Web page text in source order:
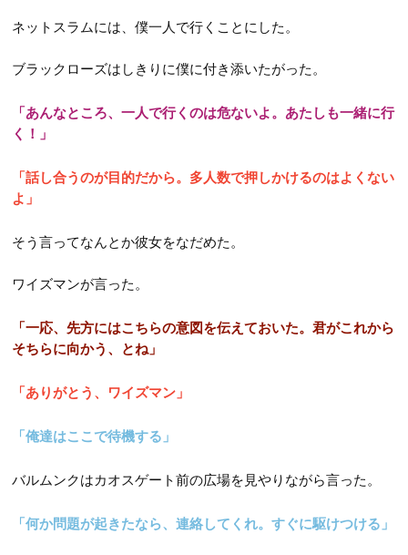
第19話
第22話
第40話
第41話
ネットスラムには、僕一人で行くことにした。
ブラックローズはしきりに僕に付き添いたがった。
「あんなところ、一人で行くのは危ないよ。あたしも一緒に行
く！」
「話し合うのが目的だから。多人数で押しかけるのはよくない
よ」
そう言ってなんとか彼女をなだめた。
ワイズマンが言った。
「一応、先方にはこちらの意図を伝えておいた。君がこれから
そちらに向かう、とね」
「ありがとう、ワイズマン」
「俺達はここで待機する」
バルムンクはカオスゲート前の広場を見やりながら言った。
「何か問題が起きたなら、連絡してくれ。すぐに駆けつける」